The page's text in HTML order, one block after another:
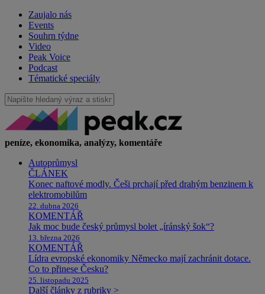
Zaujalo nás
Events
Souhrn týdne
Video
Peak Voice
Podcast
Tématické speciály
peníze, ekonomika, analýzy, komentáře
Autoprůmysl
ČLÁNEK
Konec naftové modly. Češi prchají před drahým benzinem k
elektromobilům
22. dubna 2026
KOMENTÁŘ
Jak moc bude český průmysl bolet „íránský šok“?
13. března 2026
KOMENTÁŘ
Lídra evropské ekonomiky Německo mají zachránit dotace.
Co to přinese Česku?
25. listopadu 2025
Další články z rubriky >